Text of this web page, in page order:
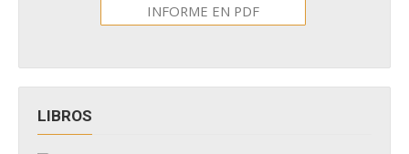
INFORME EN PDF
LIBROS